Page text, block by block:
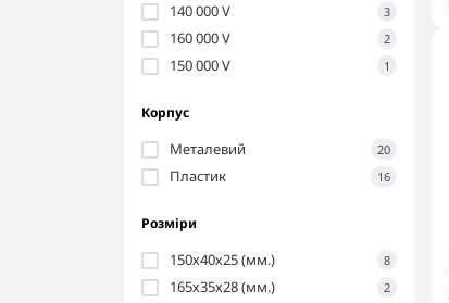
140 000 V 3
160 000 V 2
150 000 V 1
Корпус
Металевий 20
Пластик 16
Розміри
150х40х25 (мм.) 8
165х35х28 (мм.) 2